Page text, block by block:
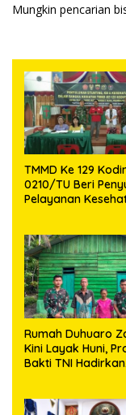
Mungkin pencarian
TMMD Ke 129
0210/TU Beri
Pelayanan
Rumah Duhuaro
Kini Layak Huni,
Bakti TNI Hadirkan